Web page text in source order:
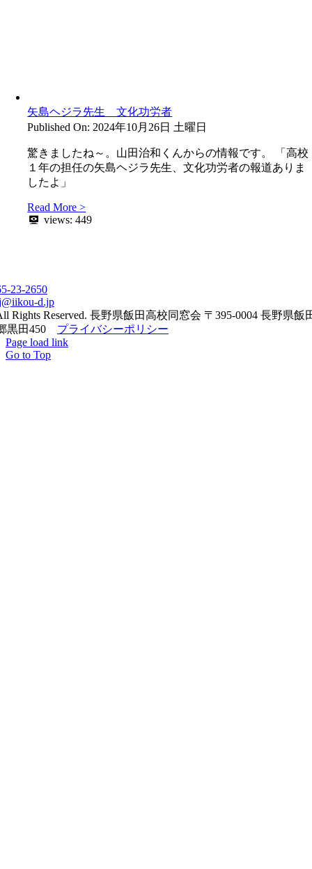
矢島ヘジラ先生 文化功労者
Published On: 2024年10月26日 土曜日
驚きましたね～。山田治和くんからの情報です。 「高校
１年の担任の矢島ヘジラ先生、文化功労者の報道ありま
したよ」
Read More >
views: 449
23-2650
d.jp
Rights Reserved. 長野県飯田高校同窓会 〒395-0004 長野県飯
黒田450 プライバシーポリシー
Page load link
Go to Top